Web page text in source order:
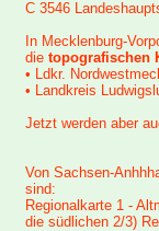
C 3546
In Mecklenburg-
die topografischen
• Ldkr.
• Landkreis
Jetzt werden aber
Von Sachsen-
sind:
Regionalkarte 1 -
die südlichen 2/3)